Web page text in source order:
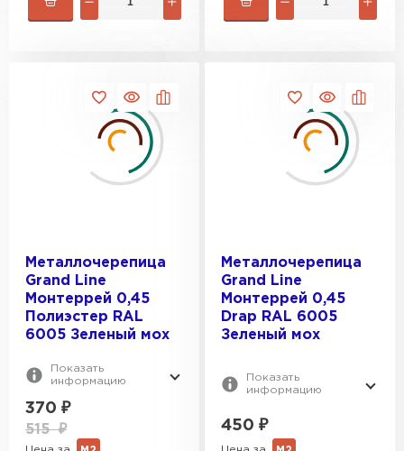
Металлочерепица
Grand Line
Монтеррей 0,45
Полиэстер RAL
6005 Зеленый мох
Показать
информацию
370 ₽
515₽
Металлочерепица
Grand Line
Монтеррей 0,45
Drap RAL 6005
Зеленый мох
Показать
информацию
450 ₽